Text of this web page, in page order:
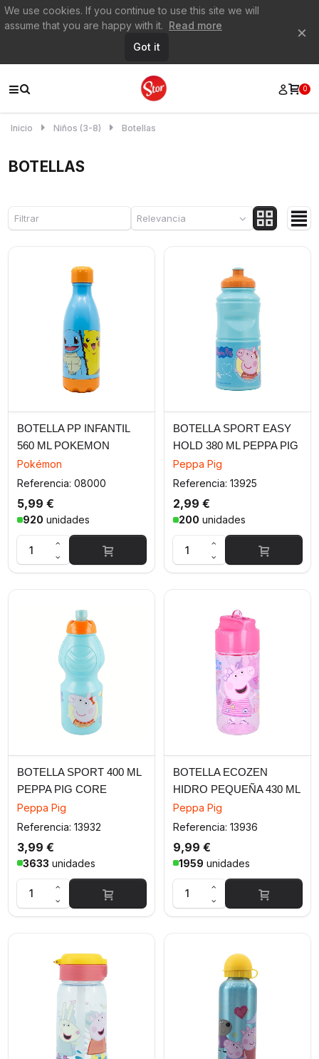
We use cookies. If you continue to use this site we will
assume that you are happy with it. Read more
Got it
×
0
Inicio Niños (3-8) Botellas
BOTELLAS
Filtrar Relevancia
BOTELLA PP INFANTIL
560 ML POKEMON
DISTORSION
Pokémon
Referencia: 08000
920 unidades
5,99 €
BOTELLA SPORT EASY
HOLD 380 ML PEPPA PIG
CORE 2022
Peppa Pig
Referencia: 13925
200 unidades
2,99 €
BOTELLA SPORT 400 ML
PEPPA PIG CORE
Peppa Pig
Referencia: 13932
3633 unidades
3,99 €
BOTELLA ECOZEN
HIDRO PEQUEÑA 430 ML
PEPPA PIG
Peppa Pig
Referencia: 13936
1959 unidades
9,99 €